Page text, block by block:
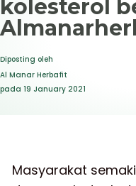
kolesterol
Diposting oleh
Al Manar Herbafit
pada 19 January 2021
Masyarakat